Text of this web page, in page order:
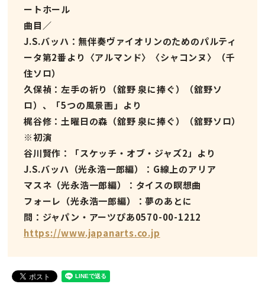
ートホール
曲目／
J.S.バッハ：無伴奏ヴァイオリンのためのパルティ
ータ第2番より〈アルマンド〉〈シャコンヌ〉（千
住ソロ）
久保禎：左手の祈り（舘野 泉に捧ぐ）（舘野ソ
ロ）、「5つの風景画」より
梶谷修：土曜日の森（舘野 泉に捧ぐ）（舘野ソロ）
※初演
谷川賢作：「スケッチ・オブ・ジャズ2」より
J.S.バッハ（光永浩一郎編）：G線上のアリア
マスネ（光永浩一郎編）：タイスの瞑想曲
フォーレ（光永浩一郎編）：夢のあとに
問：ジャパン・アーツぴあ0570-00-1212
https://www.japanarts.co.jp